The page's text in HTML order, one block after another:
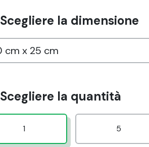
Scegliere la dimensione
Scegliere la quantità
1 5